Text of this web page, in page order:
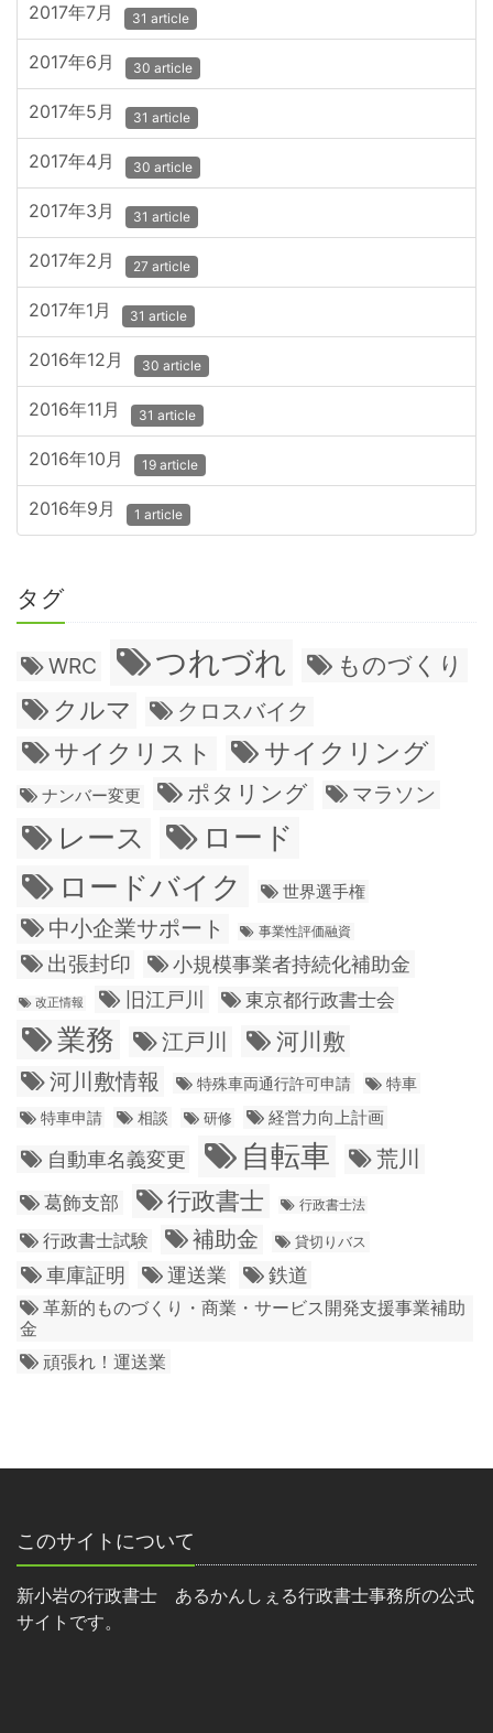
2017年7月 31 article
2017年6月 30 article
2017年5月 31 article
2017年4月 30 article
2017年3月 31 article
2017年2月 27 article
2017年1月 31 article
2016年12月 30 article
2016年11月 31 article
2016年10月 19 article
2016年9月 1 article
タグ
WRC つれづれ ものづくり
クルマ クロスバイク
サイクリスト サイクリング
ナンバー変更 ポタリング マラソン
レース
ロード
ロードバイク
世界選手権
中小企業サポート 事業性評価融資
出張封印 小規模事業者持続化補助金
改正情報 旧江戸川 東京都行政書士会
業務 江戸川
河川敷
河川敷情報
特殊車両通行許可申請
特車
特車申請
相談 研修 経営力向上計画
自動車名義変更 自転車 荒川
葛飾支部 行政書士 行政書士法
行政書士試験 補助金 貸切りバス
車庫証明 運送業 鉄道
革新的ものづくり・商業・サービス開発支援事業補助
金
頑張れ！運送業
このサイトについて
新小岩の行政書士 あるかんしぇる行政書士事務所の公式
サイトです。